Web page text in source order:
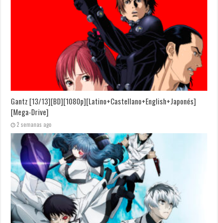
Gantz [13/13][BD][1080p][Latino+Castellano+English+Japonés]
[Mega-Drive]
2 semanas ago